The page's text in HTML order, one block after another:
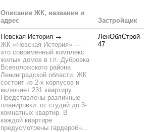
Описание ЖК, название и
адрес
Застройщик
Невская История
ЖК «Невская История» —
это современный комплекс
жилых домов в г.п. Дубровка
Всеволожского района
Ленинградской области. ЖК
состоит из 2-х корпусов и
включает 231 квартиру.
Представлены различные
планировки: от студий до 3-
комнатных квартир. В
каждой квартире
предусмотрены гардеробн...
ЛенОблСтрой
47